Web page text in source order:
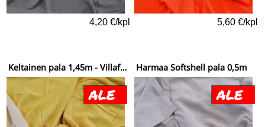
4,20 €/kpl 5,60 €/kpl
Keltainen pala 1,45m - Villafrotee Harmaa Softshell pala 0,5m